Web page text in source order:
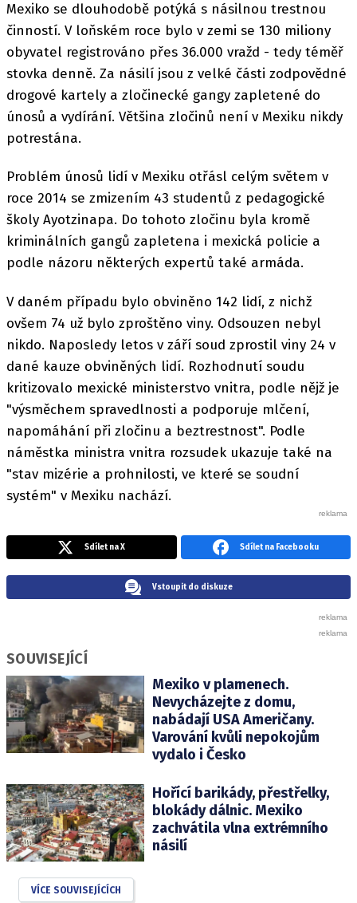
Mexiko se dlouhodobě potýká s násilnou trestnou
činností. V loňském roce bylo v zemi se 130 miliony
obyvatel registrováno přes 36.000 vražd - tedy téměř
stovka denně. Za násilí jsou z velké části zodpovědné
drogové kartely a zločinecké gangy zapletené do
únosů a vydírání. Většina zločinů není v Mexiku nikdy
potrestána.
Problém únosů lidí v Mexiku otřásl celým světem v
roce 2014 se zmizením 43 studentů z pedagogické
školy Ayotzinapa. Do tohoto zločinu byla kromě
kriminálních gangů zapletena i mexická policie a
podle názoru některých expertů také armáda.
V daném případu bylo obviněno 142 lidí, z nichž
ovšem 74 už bylo zproštěno viny. Odsouzen nebyl
nikdo. Naposledy letos v září soud zprostil viny 24 v
dané kauze obviněných lidí. Rozhodnutí soudu
kritizovalo mexické ministerstvo vnitra, podle nějž je
"výsměchem spravedlnosti a podporuje mlčení,
napomáhání při zločinu a beztrestnost". Podle
náměstka ministra vnitra rozsudek ukazuje také na
"stav mizérie a prohnilosti, ve které se soudní
systém" v Mexiku nachází.
Sdílet na X Sdílet na Facebooku
Vstoupit do diskuze
SOUVISEJÍCÍ
Mexiko v plamenech.
Nevycházejte z domu,
nabádají USA Američany.
Varování kvůli nepokojům
vydalo i Česko
Hořící barikády, přestřelky,
blokády dálnic. Mexiko
zachvátila vlna extrémního
násilí
VÍCE SOUVISEJÍCÍCH